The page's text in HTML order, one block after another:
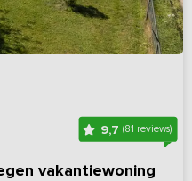
9,7(81 reviews)
vakantiewoning